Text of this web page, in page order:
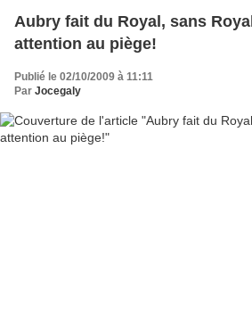
Aubry fait du Royal, sans
attention au piège!
Publié le 02/10/2009 à 11:11
Par Jocegaly